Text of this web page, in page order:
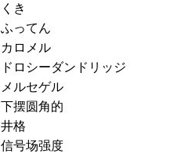
くき
ふってん
カロメル
ドロシーダンドリッジ
メルセゲル
下摆圆角的
井格
信号场强度